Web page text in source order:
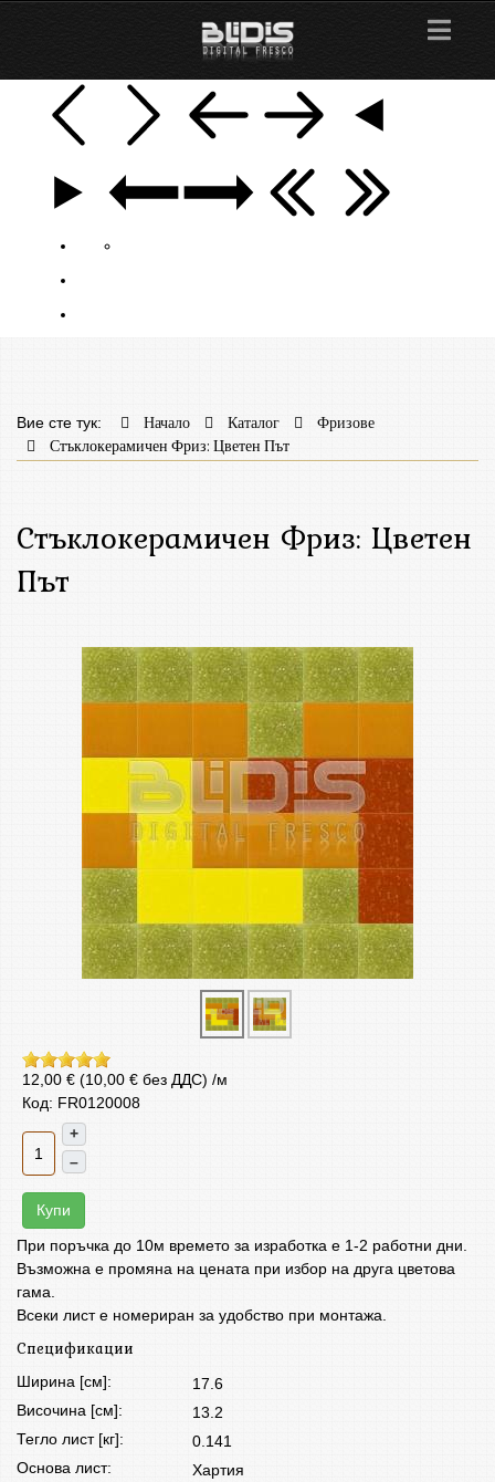
Вие сте тук: Начало Каталог
Фризове
Стъклокерамичен Фриз: Цветен Път
Стъклокерамичен Фриз: Цветен
Път
12,00 € (10,00 € без ДДС) /м
Код: FR0120008
+
–
Купи
При поръчка до 10м времето за изработка е 1-2 работни дни.
Възможна е промяна на цената при избор на друга цветова
гама.
Всеки лист е номериран за удобство при монтажа.
Спецификации
Ширина [см]:
17.6
Височина [см]:
13.2
Тегло лист [кг]:
0.141
Основа лист:
Хартия